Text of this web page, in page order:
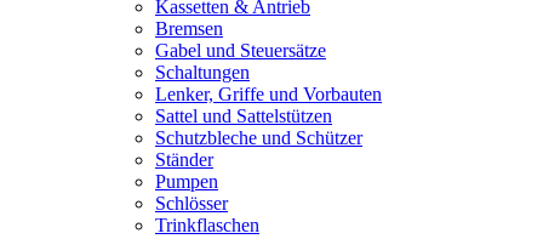
Kassetten & Antrieb
Bremsen
Gabel und Steuersätze
Schaltungen
Lenker, Griffe und Vorbauten
Sattel und Sattelstützen
Schutzbleche und Schützer
Ständer
Pumpen
Schlösser
Trinkflaschen